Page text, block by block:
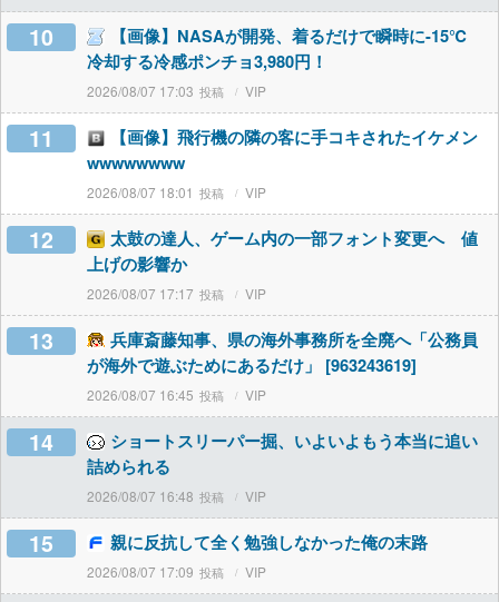
10
【画像】NASAが開発、着るだけで瞬時に-15℃
冷却する冷感ポンチョ3,980円！
2026/08/07 17:03 VIP
11
【画像】飛行機の隣の客に手コキされたイケメン
wwwwwwww
2026/08/07 18:01 VIP
12
太鼓の達人、ゲーム内の一部フォント変更へ 値
上げの影響か
2026/08/07 17:17 VIP
13
兵庫斎藤知事、県の海外事務所を全廃へ「公務員
が海外で遊ぶためにあるだけ」 [963243619]
2026/08/07 16:45 VIP
14
ショートスリーパー掘、いよいよもう本当に追い
詰められる
2026/08/07 16:48 VIP
15 親に反抗して全く勉強しなかった俺の末路
2026/08/07 17:09 VIP